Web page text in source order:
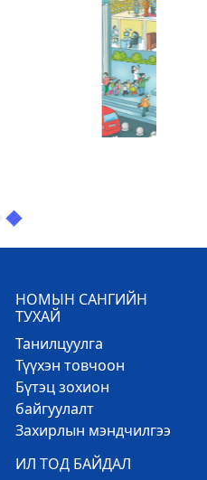
НОМЫН САНГИЙН
ТУХАЙ
Танилцуулга
Түүхэн товчоон
Бүтэц зохион
байгуулалт
Захирлын мэндчилгээ
ИЛ ТОД БАЙДАЛ